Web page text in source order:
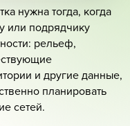
>>
нужна тогда, когда
или подрядчику
рельеф,
и другие данные,
планировать
сетей.